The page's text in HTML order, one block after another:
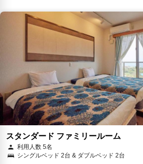
スタンダード ファミリールーム
利用人数 5名
シングルベッド 2台 & ダブルベッド 2台